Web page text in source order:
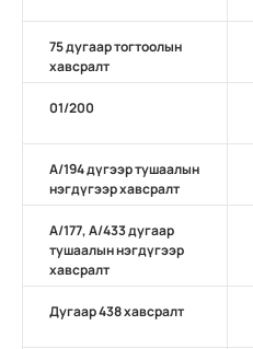
75 дугаар тогтоолын
хавсралт
01/200
А/194 дүгээр тушаалын
нэгдүгээр хавсралт
А/177, А/433 дугаар
тушаалын нэгдүгээр
хавсралт
Дугаар 438 хавсралт